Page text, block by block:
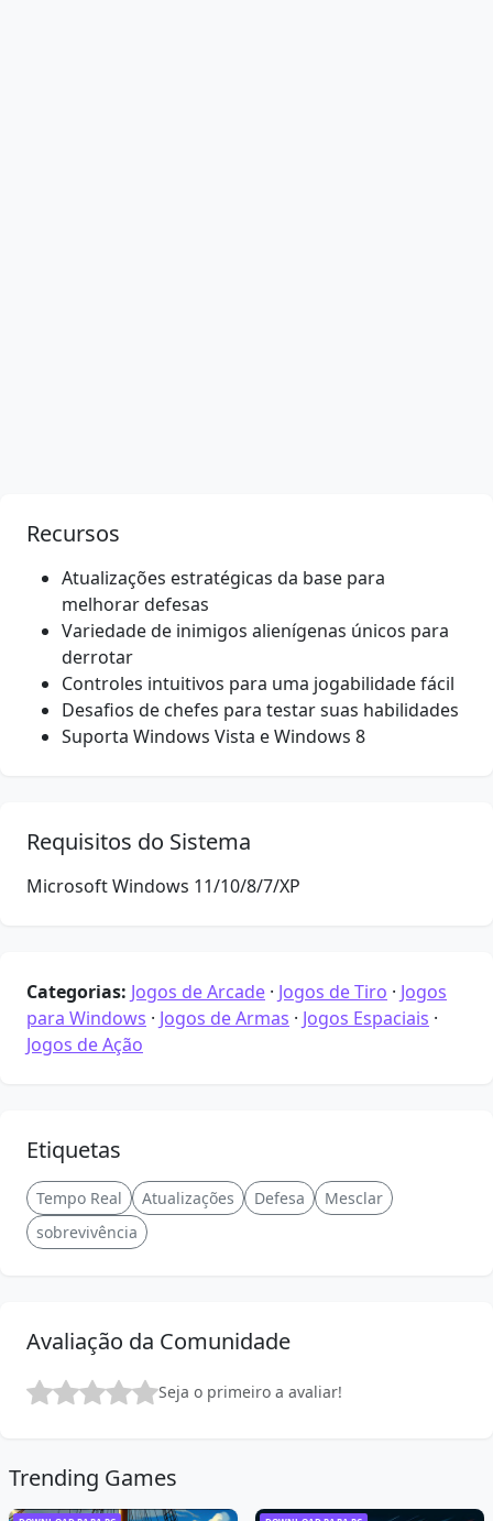
Recursos
Atualizações estratégicas da base para
melhorar defesas
Variedade de inimigos alienígenas únicos para
derrotar
Controles intuitivos para uma jogabilidade fácil
Desafios de chefes para testar suas habilidades
Suporta Windows Vista e Windows 8
Requisitos do Sistema
Microsoft Windows 11/10/8/7/XP
Categorias: Jogos de Arcade · Jogos de Tiro · Jogos
para Windows · Jogos de Armas · Jogos Espaciais ·
Jogos de Ação
Etiquetas
Tempo Real Atualizações Defesa
Mesclar
sobrevivência
Avaliação da Comunidade
Seja o primeiro a avaliar!
Trending Games